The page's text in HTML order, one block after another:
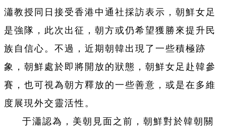
瀟教授同日接受香港中通社採訪表示，朝鮮女足
是強隊，此次出征，朝方或仍希望獲勝來提升民
族自信心。不過，近期朝韓出現了一些積極跡
象，朝鮮處於即將開放的狀態，朝鮮女足赴韓參
賽，也可視為朝方釋放的一些善意，或是在多維
度展現外交靈活性。
于瀟認為，美朝見面之前，朝鮮對於韓朝關